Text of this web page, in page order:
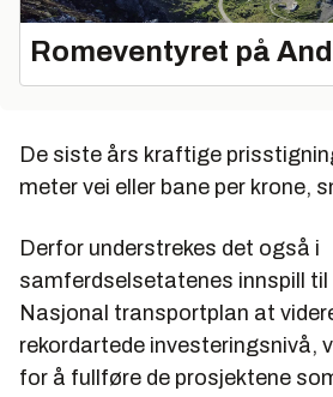
Romeventyret på
De siste års kraftige
meter vei eller bane per krone,
Derfor understrekes det også i
samferdselsetatenes innspill
Nasjonal transportplan at
rekordartede investeringsnivå,
for å fullføre de prosjektene